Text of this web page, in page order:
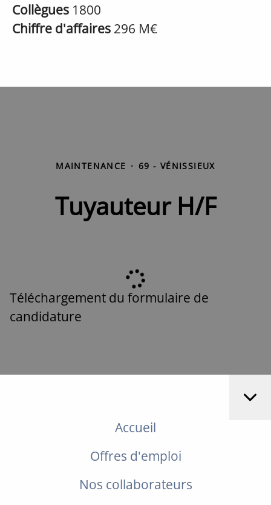
Collègues 1800
Chiffre d'affaires 296 M€
MAINTENANCE · 69 - VÉNISSIEUX
Tuyauteur H/F
Téléchargement du formulaire de
candidature
Accueil
Offres d'emploi
Nos collaborateurs